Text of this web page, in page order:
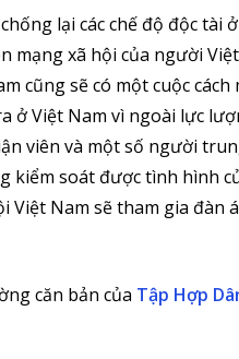
lại các chế độ độc tài
mạng xã hội của người
cũng sẽ có một cuộc cách
ở Việt Nam vì ngoài lực
viên và một số người
kiểm soát được tình hình
Việt Nam sẽ tham gia đàn
căn bản của Tập Hợp